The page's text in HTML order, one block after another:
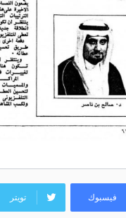
فيسبوك تويتر